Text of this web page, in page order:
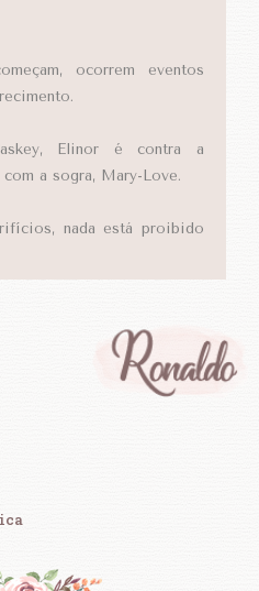
ocorrem eventos
Elinor é contra a
a sogra, Mary-Love.
nada está proibido